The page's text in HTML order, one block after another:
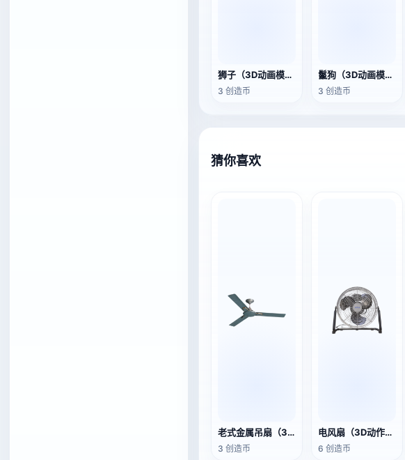
狮子（3D动画模型）
3 创造币
鬣狗（3D动画模型）
3 创造币
猜你喜欢
老式金属吊扇（3D动作模型）
3 创造币
电风扇（3D动作模型）
6 创造币